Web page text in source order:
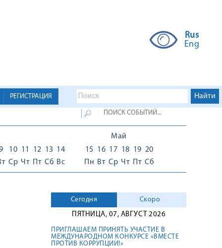
Rus
Eng
РЕГИСТРАЦИЯ
10
Ср
11
Чт
12
Пт
13
Сб
14
Вс
Май
15
Пн
16
Вт
17
Ср
18
Чт
19
Пт
20
Сб
Сегодня
Скоро
ПЯТНИЦА, 07, АВГУСТ 2026
ПРИГЛАШАЕМ ПРИНЯТЬ УЧАСТИЕ В
МЕЖДУНАРОДНОМ КОНКУРСЕ «ВМЕСТЕ
ПРОТИВ КОРРУПЦИИ!»